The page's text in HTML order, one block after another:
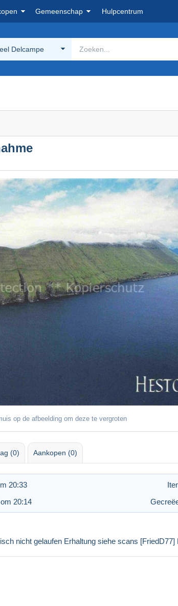
Gemeenschap Hulpcentrum
Delcampe
op de afbeelding om deze te vergroten
(0) Aankopen (0)
20:33
20:14
nicht gelaufen Erhaltung siehe scans [FriedD77]